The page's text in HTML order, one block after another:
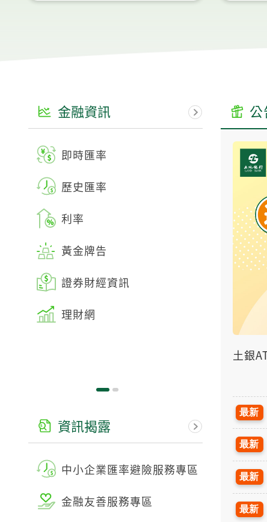
金融資訊
即時匯率
歷史匯率
利率
黃金牌告
證券財經資訊
理財網
房地
法拍
外國
境外
新臺
性存款牌
資訊揭露
中小企業匯率避險服務專區
金融友善服務專區
利害
手續
公
土銀